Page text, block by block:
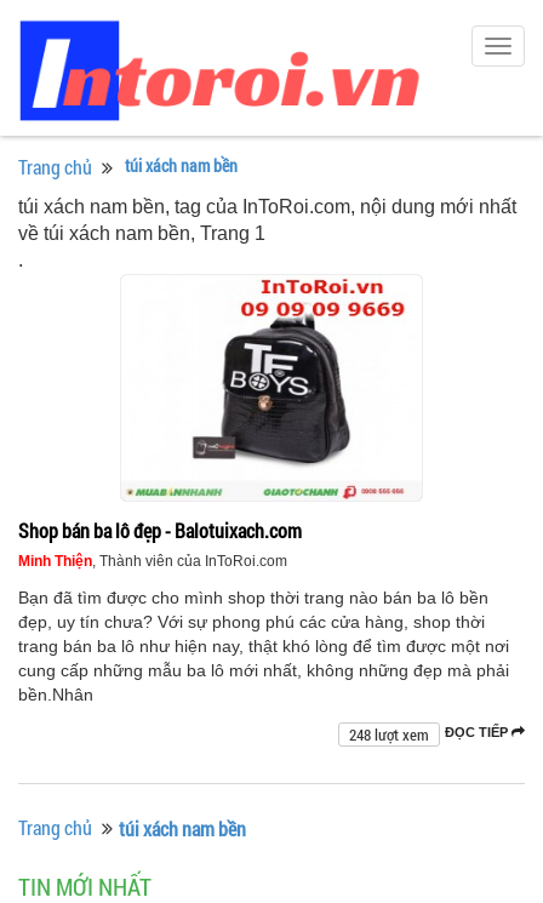
Trang chủ túi xách nam bền
túi xách nam bền, tag của InToRoi.com, nội dung mới nhất
về túi xách nam bền, Trang 1
.
Shop bán ba lô đẹp - Balotuixach.com
Minh Thiện , Thành viên của InToRoi.com
Bạn đã tìm được cho mình shop thời trang nào bán ba lô bền
đẹp, uy tín chưa? Với sự phong phú các cửa hàng, shop thời
trang bán ba lô như hiện nay, thật khó lòng để tìm được một nơi
cung cấp những mẫu ba lô mới nhất, không những đẹp mà phải
bền.Nhân
ĐỌC TIẾP
248 lượt xem
Trang chủ túi xách nam bền
TIN MỚI NHẤT